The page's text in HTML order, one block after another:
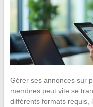
Gérer ses annonces sur
membres peut vite se
différents formats requis,